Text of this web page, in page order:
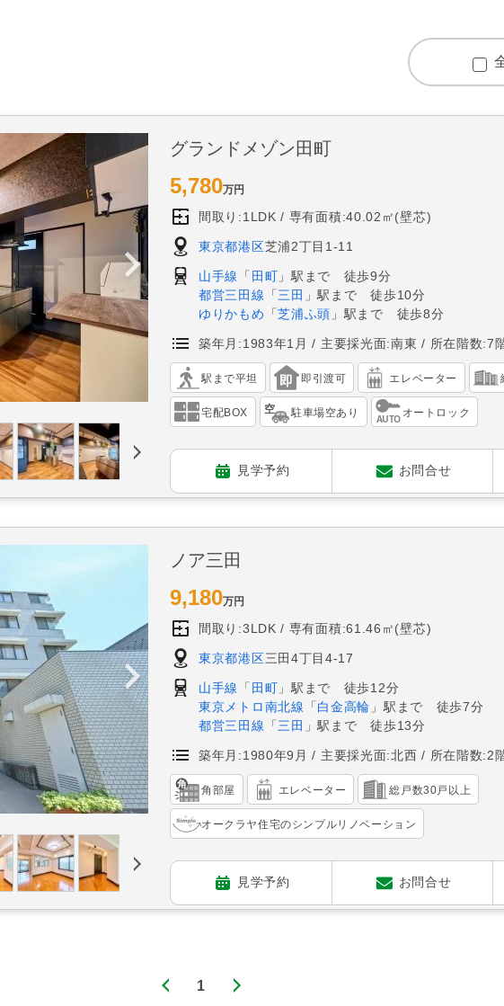
グランドメゾン田町
5,780万円
間取り:1LDK 専有面積:40.02㎡(壁芯)
東京都港区芝浦2丁目1-11
山手線 「 田町 」駅まで 徒歩9分
都営三田線 「 三田 」駅まで 徒歩10分
ゆりかもめ 「芝浦ふ頭 」駅まで 徒歩8分
築年月:1983年1月 主要採光面:南東 所在階数:7
駅まで平坦 即引渡可 エレベーター
宅配BOX 駐車場空あり オートロック
見学予約 お問合せ
ノア三田
9,180万円
間取り:3LDK 専有面積:61.46㎡(壁芯)
東京都港区三田4丁目4-17
山手線 「 田町 」駅まで 徒歩12分
東京メトロ南北線
「 白金高輪 」駅まで 徒歩7分
都営三田線 「 三田 」駅まで 徒歩13分
築年月:1980年9月 主要採光面:北西 所在階数:2
角部屋 エレベーター 総戸数30戸以上
オークラヤ住宅のシンプルリノベーション
見学予約 お問合せ
1